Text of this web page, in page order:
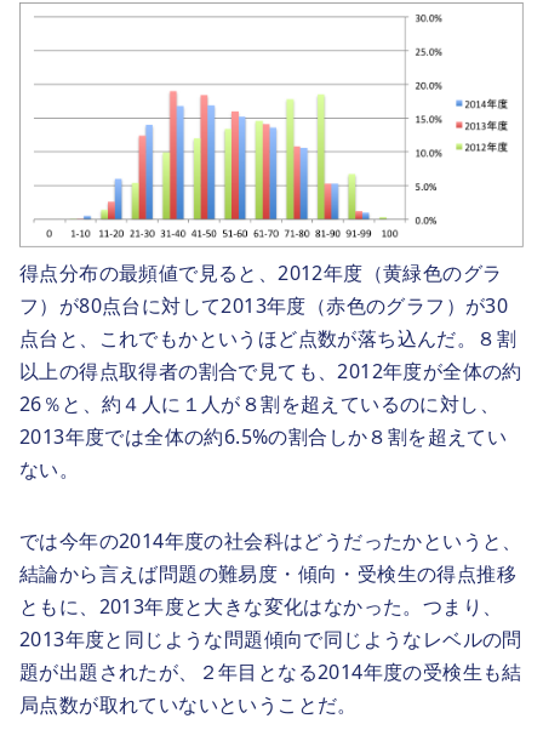
得点分布の最頻値で見ると、2012年度（黄緑色のグラ
フ）が80点台に対して2013年度（赤色のグラフ）が30
点台と、これでもかというほど点数が落ち込んだ。８割
以上の得点取得者の割合で見ても、2012年度が全体の約
26％と、約４人に１人が８割を超えているのに対し、
2013年度では全体の約6.5%の割合しか８割を超えてい
ない。
では今年の2014年度の社会科はどうだったかというと、
結論から言えば問題の難易度・傾向・受検生の得点推移
ともに、2013年度と大きな変化はなかった。つまり、
2013年度と同じような問題傾向で同じようなレベルの問
題が出題されたが、２年目となる2014年度の受検生も結
局点数が取れていないということだ。